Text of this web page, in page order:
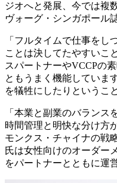
ジオへと発展、今では複
ヴォーグ・シンガポール
「フルタイムで仕事をし
ことは決してたやすいこ
スパートナーやVCCPの
ともうまく機能していま
を犠牲にしたりというこ
「本業と副業のバランス
時間管理と明快な分け方
モンクス・チャイナの戦
氏は女性向けのオーダー
をパートナーとともに運